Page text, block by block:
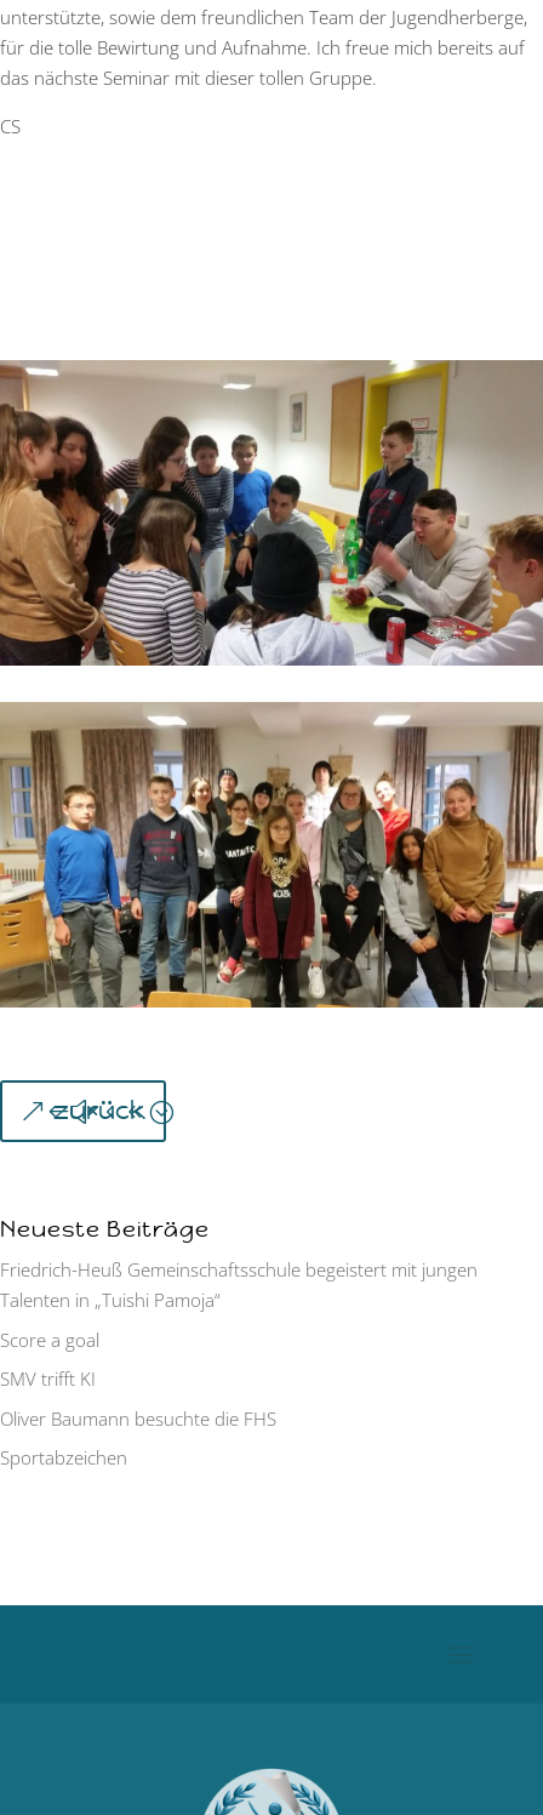
unterstützte, sowie dem freundlichen Team der Jugendherberge,
für die tolle Bewirtung und Aufnahme. Ich freue mich bereits auf
das nächste Seminar mit dieser tollen Gruppe.
CS
zurück
Neueste Beiträge
Friedrich-Heuß Gemeinschaftsschule begeistert mit jungen
Talenten in „Tuishi Pamoja“
Score a goal
SMV trifft KI
Oliver Baumann besuchte die FHS
Sportabzeichen